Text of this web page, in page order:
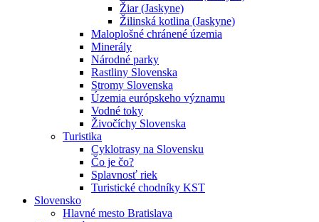
Žiar (Jaskyne)
Žilinská kotlina (Jaskyne)
Maloplošné chránené územia
Minerály
Národné parky
Rastliny Slovenska
Stromy Slovenska
Územia európskeho významu
Vodné toky
Živočíchy Slovenska
Turistika
Cyklotrasy na Slovensku
Čo je čo?
Splavnosť riek
Turistické chodníky KST
Slovensko
Hlavné mesto Bratislava